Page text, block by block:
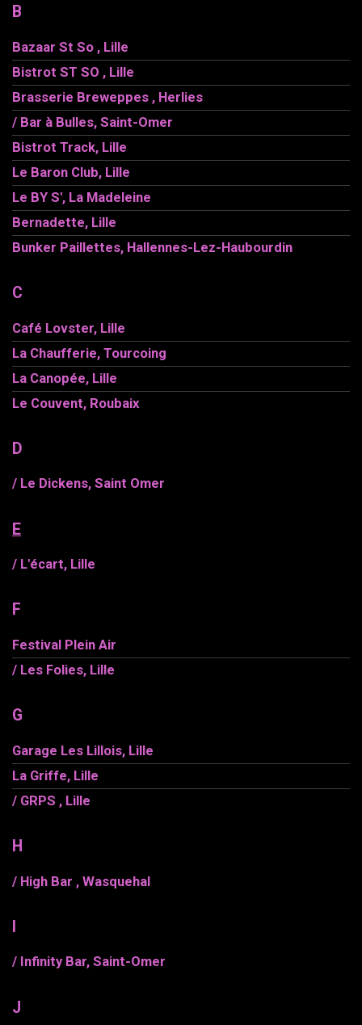
B
Bazaar St So , Lille
Bistrot ST SO , Lille
Brasserie Breweppes , Herlies
/ Bar à Bulles, Saint-Omer
Bistrot Track, Lille
Le Baron Club, Lille
Le BY S', La Madeleine
Bernadette, Lille
Bunker Paillettes, Hallennes-Lez-Haubourdin
C
Café Lovster, Lille
La Chaufferie, Tourcoing
La Canopée, Lille
Le Couvent, Roubaix
D
/ Le Dickens, Saint Omer
E
/ L'écart, Lille
F
Festival Plein Air
/ Les Folies, Lille
G
Garage Les Lillois, Lille
La Griffe, Lille
/ GRPS , Lille
H
/ High Bar , Wasquehal
/ Infinity Bar, Saint-Omer
J